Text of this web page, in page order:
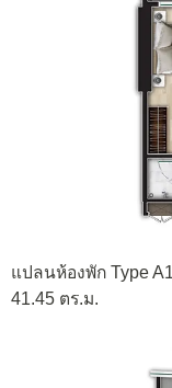
แปลนห้องพัก Type
41.45 ตร.ม.